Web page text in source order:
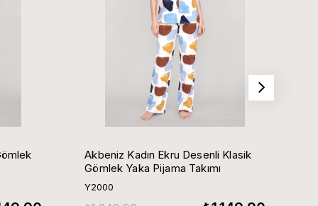
Akbeniz Kadın Ekru Desenli Klasik
Gömlek Yaka Pijama Takımı
Y2000